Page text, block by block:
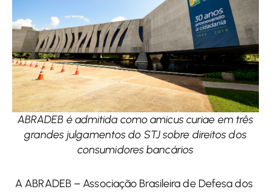
ABRADEB é admitida como amicus curiae em três
grandes julgamentos do STJ sobre direitos dos
consumidores bancários
A ABRADEB – Associação Brasileira de Defesa dos